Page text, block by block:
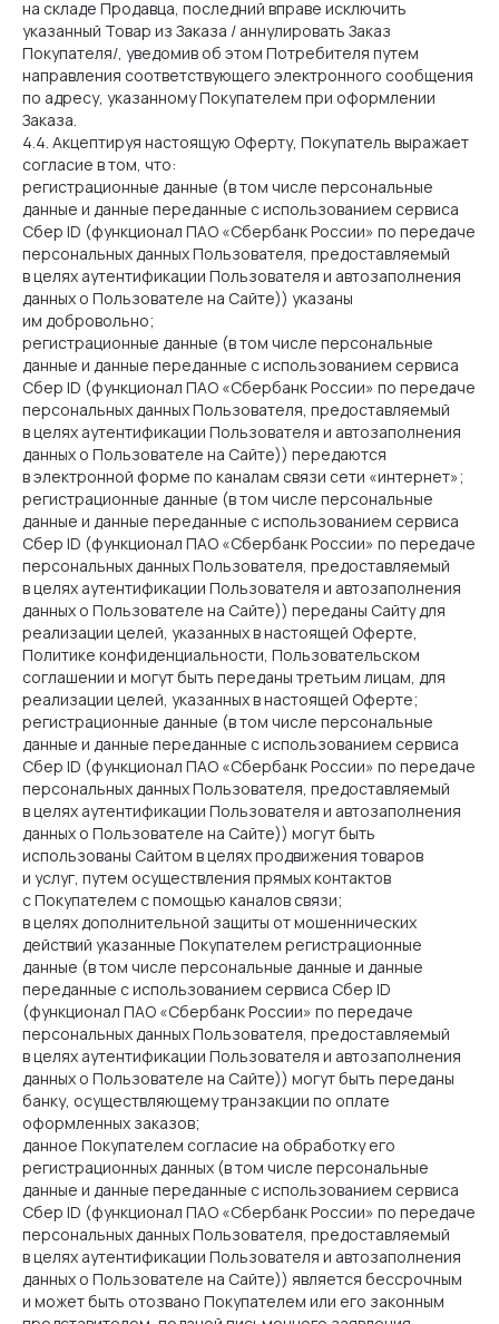
на складе Продавца, последний вправе исключить
указанный Товар из Заказа / аннулировать Заказ
Покупателя/, уведомив об этом Потребителя путем
направления соответствующего электронного сообщения
по адресу, указанному Покупателем при оформлении
Заказа.
4.4. Акцептируя настоящую Оферту, Покупатель выражает
согласие в том, что:
регистрационные данные (в том числе персональные
данные и данные переданные с использованием сервиса
Сбер ID (функционал ПАО «Сбербанк России» по передаче
персональных данных Пользователя, предоставляемый
в целях аутентификации Пользователя и автозаполнения
данных о Пользователе на Сайте)) указаны
им добровольно;
регистрационные данные (в том числе персональные
данные и данные переданные с использованием сервиса
Сбер ID (функционал ПАО «Сбербанк России» по передаче
персональных данных Пользователя, предоставляемый
в целях аутентификации Пользователя и автозаполнения
данных о Пользователе на Сайте)) передаются
в электронной форме по каналам связи сети «интернет»;
регистрационные данные (в том числе персональные
данные и данные переданные с использованием сервиса
Сбер ID (функционал ПАО «Сбербанк России» по передаче
персональных данных Пользователя, предоставляемый
в целях аутентификации Пользователя и автозаполнения
данных о Пользователе на Сайте)) переданы Сайту для
реализации целей, указанных в настоящей Оферте,
Политике конфиденциальности, Пользовательском
соглашении и могут быть переданы третьим лицам, для
реализации целей, указанных в настоящей Оферте;
регистрационные данные (в том числе персональные
данные и данные переданные с использованием сервиса
Сбер ID (функционал ПАО «Сбербанк России» по передаче
персональных данных Пользователя, предоставляемый
в целях аутентификации Пользователя и автозаполнения
данных о Пользователе на Сайте)) могут быть
использованы Сайтом в целях продвижения товаров
и услуг, путем осуществления прямых контактов
с Покупателем с помощью каналов связи;
в целях дополнительной защиты от мошеннических
действий указанные Покупателем регистрационные
данные (в том числе персональные данные и данные
переданные с использованием сервиса Сбер ID
(функционал ПАО «Сбербанк России» по передаче
персональных данных Пользователя, предоставляемый
в целях аутентификации Пользователя и автозаполнения
данных о Пользователе на Сайте)) могут быть переданы
банку, осуществляющему транзакции по оплате
оформленных заказов;
данное Покупателем согласие на обработку его
регистрационных данных (в том числе персональные
данные и данные переданные с использованием сервиса
Сбер ID (функционал ПАО «Сбербанк России» по передаче
персональных данных Пользователя, предоставляемый
в целях аутентификации Пользователя и автозаполнения
данных о Пользователе на Сайте)) является бессрочным
и может быть отозвано Покупателем или его законным